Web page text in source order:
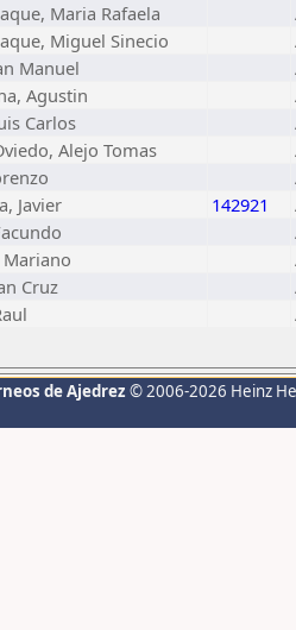
Maria Rafaela
Miguel Sinecio
Manuel
Agustin
Carlos
Alejo Tomas
Javier 142921
Cruz
de Ajedrez © 2006-2026 Heinz